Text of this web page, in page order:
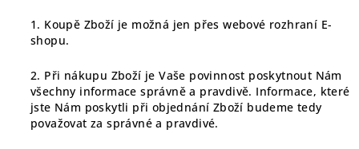
1. Koupě Zboží je možná jen přes webové rozhraní E-
shopu.
2. Při nákupu Zboží je Vaše povinnost poskytnout Nám
všechny informace správně a pravdivě. Informace, které
jste Nám poskytli při objednání Zboží budeme tedy
považovat za správné a pravdivé.